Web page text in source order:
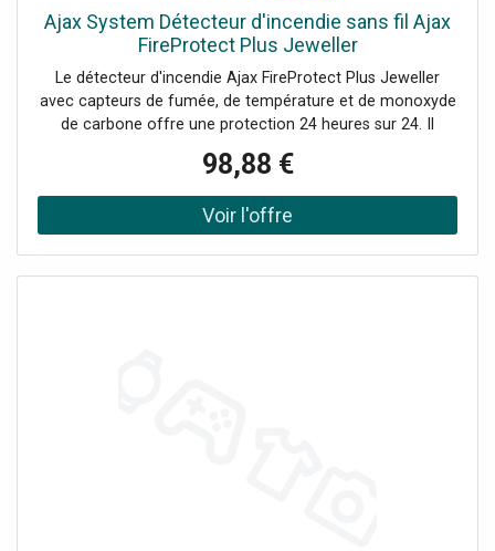
Ajax System Détecteur d'incendie sans fil Ajax
FireProtect Plus Jeweller
Le détecteur d'incendie Ajax FireProtect Plus Jeweller
avec capteurs de fumée, de température et de monoxyde
de carbone offre une protection 24 heures sur 24. Il
fonctionne de manière autonome ou intégré à
l'écosystème Ajax, envoyant des alarmes et des
notifications immédiates. Détection de la fumée, de la
température et du monoxyde de carbone (CO)
98,88 €